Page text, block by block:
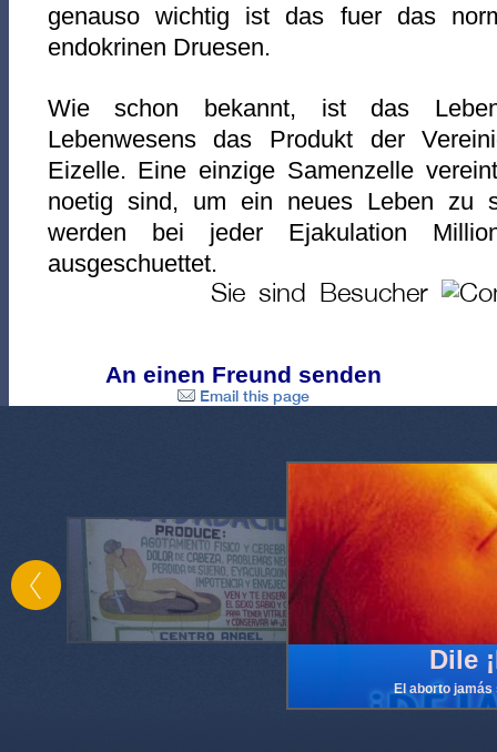
genauso wichtig ist das fuer das
endokrinen Druesen.
Wie schon bekannt, ist das
Lebenwesens das Produkt der
Eizelle. Eine einzige Samenzelle
noetig sind, um ein neues Leben zu
werden bei jeder Ejakulation
ausgeschuettet.
Sie sind Besucher
An einen Freund senden
Email this page
Dile
El aborto